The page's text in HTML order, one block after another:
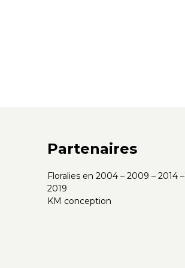
Partenaires
Floralies en 2004 – 2009 – 2014 –
2019
KM conception